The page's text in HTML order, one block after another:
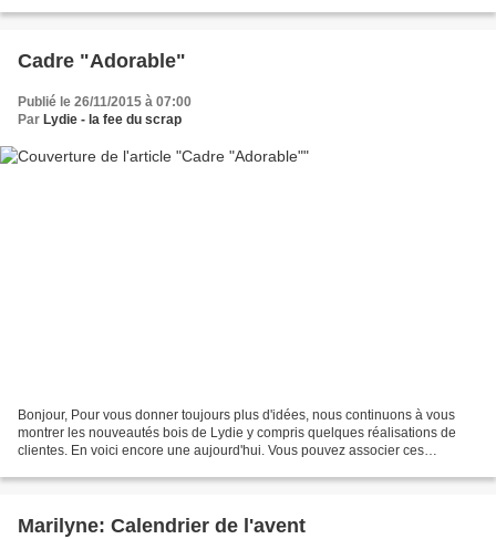
Cadre "Adorable"
Publié le 26/11/2015 à 07:00
Par Lydie - la fee du scrap
Bonjour, Pour vous donner toujours plus d'idées, nous continuons à vous
montrer les nouveautés bois de Lydie y compris quelques réalisations de
clientes. En voici encore une aujourd'hui. Vous pouvez associer ces
Marilyne: Calendrier de l'avent